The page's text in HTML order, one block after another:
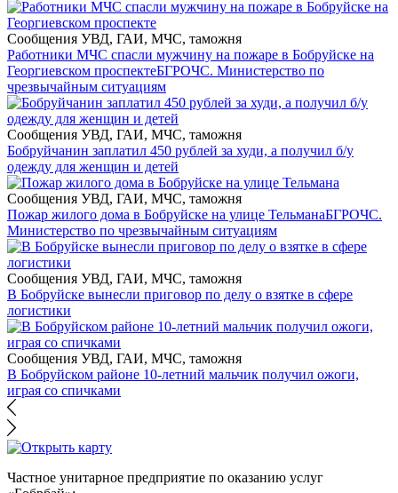
Сообщения УВД, ГАИ, МЧС, таможня
Работники МЧС спасли мужчину на пожаре в Бобруйске на
Георгиевском проспектеБГРОЧС. Министерство по
чрезвычайным ситуациям
Сообщения УВД, ГАИ, МЧС, таможня
Бобруйчанин заплатил 450 рублей за худи, а получил б/у
одежду для женщин и детей
Сообщения УВД, ГАИ, МЧС, таможня
Пожар жилого дома в Бобруйске на улице ТельманаБГРОЧС.
Министерство по чрезвычайным ситуациям
Сообщения УВД, ГАИ, МЧС, таможня
В Бобруйске вынесли приговор по делу о взятке в сфере
логистики
Сообщения УВД, ГАИ, МЧС, таможня
В Бобруйском районе 10-летний мальчик получил ожоги,
играя со спичками
Частное унитарное предприятие по оказанию услуг